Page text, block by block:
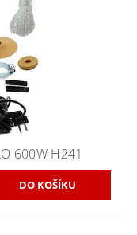
600W H241